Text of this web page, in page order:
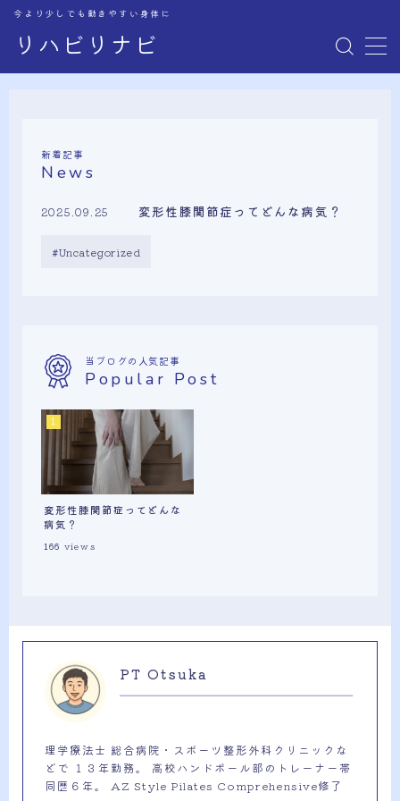
リハビリナビ
今より少しでも動きやすい身体に
新着記事
News
変形性膝関節症ってどんな病気？
2025.09.25
Uncategorized
当ブログの人気記事
Popular Post
変形性膝関節症ってどんな
病気？
166 views
PT Otsuka
理学療法士 総合病院・スポーツ整形外科クリニックな
どで １３年勤務。 高校ハンドボール部のトレーナー帯
同歴６年。 AZ Style Pilates Comprehensive修了